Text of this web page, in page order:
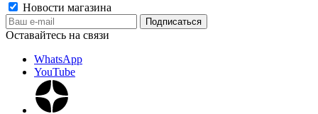
Новости магазина
Оставайтесь на связи
WhatsApp
YouTube